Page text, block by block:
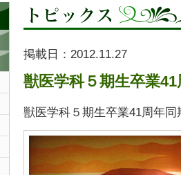
掲載日： 2012.11.27
獣医学科５期生卒業
獣医学科５期生卒業41周年